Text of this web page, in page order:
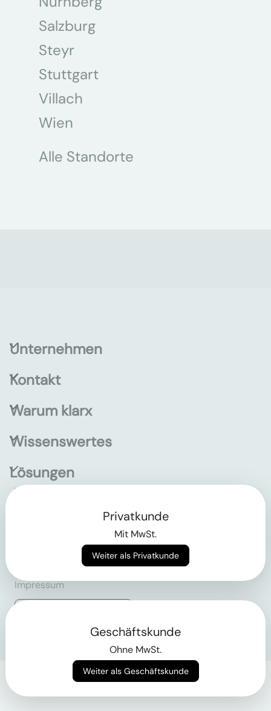
Salzburg
Steyr
Stuttgart
Villach
Wien
Alle Standorte
Unternehmen
Kontakt
Warum klarx
Wissenswertes
Lösungen
Empowering the future
Impressum
Privatkunde
Mit MwSt.
Weiter als Privatkunde
Geschäftskunde
Ohne MwSt.
Weiter als Geschäftskunde